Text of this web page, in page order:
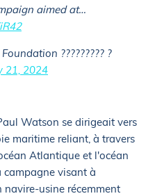
aimed at…
????????? ?
21, 2024
Watson se dirigeait vers
maritime reliant, à travers
Atlantique et l'océan
campagne visant à
navire-usine récemment